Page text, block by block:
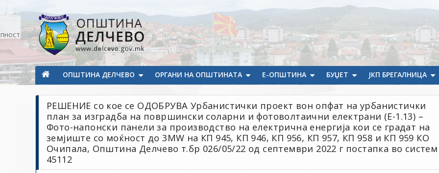
Општина Делчево
Општина Делчево
ОПШТИНА ДЕЛЧЕВО ОРГАНИ НА ОПШТИНАТА Е-ОПШТИНА БУЏЕТ ЈКП БРЕГАЛНИЦА
РЕШЕНИЕ со кое се ОДОБРУВА Урбанистички проект вон опфат на урбанистички
план за изградба на површински соларни и фотоволтаични електрани (Е-1.13) –
Фото-напонски панели за производство на електрична енергија кои се градат на
земјиште со моќност до 3MW на КП 945, КП 946, КП 956, КП 957, КП 958 и КП 959 КО
Очипала, Општина Делчево т.бр 026/05/22 од септември 2022 г постапка во
45112